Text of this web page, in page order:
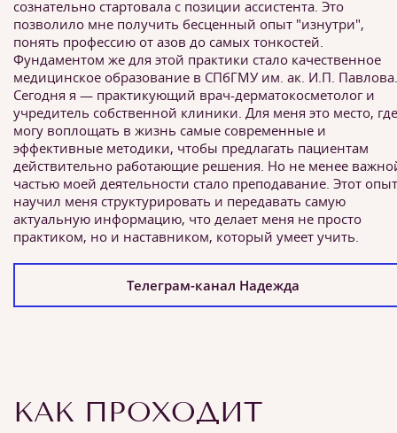
сознательно стартовала с позиции ассистента. Это
позволило мне получить бесценный опыт "изнутри",
понять профессию от азов до самых тонкостей.
Фундаментом же для этой практики стало качественное
медицинское образование в СПбГМУ им. ак. И.П. Павлова.
Сегодня я — практикующий врач-дерматокосметолог и
учредитель собственной клиники. Для меня это место,
могу воплощать в жизнь самые современные и
эффективные методики, чтобы предлагать пациентам
действительно работающие решения. Но не менее
частью моей деятельности стало преподавание. Этот опыт
научил меня структурировать и передавать самую
актуальную информацию, что делает меня не просто
практиком, но и наставником, который умеет учить.
Телеграм-канал Надежда
КАК ПРОХОДИТ